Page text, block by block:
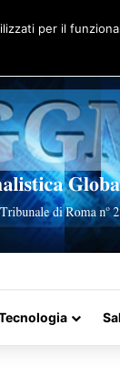
aleatório
per il